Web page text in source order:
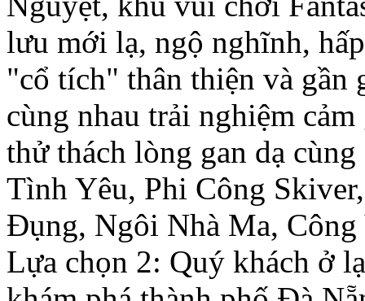
lưu mới lạ, ngộ nghĩnh,
"cổ tích" thân thiện và gần
cùng nhau trải nghiệm
thử thách lòng gan dạ
Tình Yêu, Phi Công
Đụng, Ngôi Nhà Ma,
Lựa chọn 2: Quý khách ở